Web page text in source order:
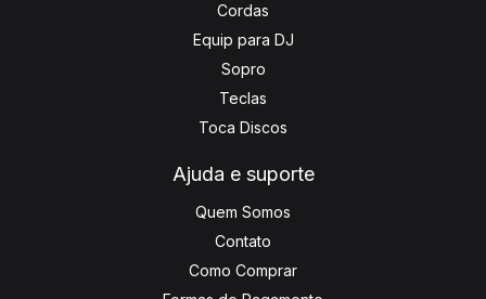
Cordas
Equip para DJ
Sopro
Teclas
Toca Discos
Ajuda e suporte
Quem Somos
Contato
Como Comprar